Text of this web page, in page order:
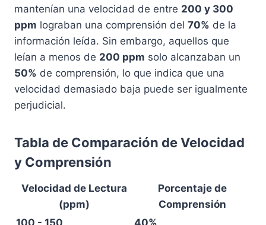
mantenían una velocidad de entre 200 y 300
ppm lograban una comprensión del 70% de la
información leída. Sin embargo, aquellos que
leían a menos de 200 ppm solo alcanzaban un
50% de comprensión, lo que indica que una
velocidad demasiado baja puede ser igualmente
perjudicial.
Tabla de Comparación de Velocidad
y Comprensión
Velocidad de Lectura
(ppm)
Porcentaje de
Comprensión